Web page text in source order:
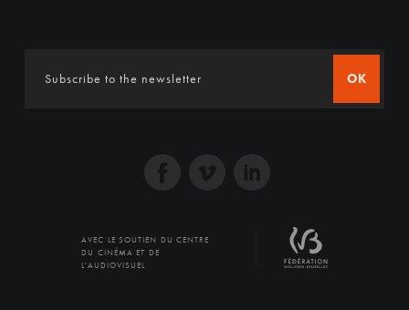
OK
AVEC LE SOUTIEN DU CENTRE
DU CINÉMA ET DE
L'AUDIOVISUEL